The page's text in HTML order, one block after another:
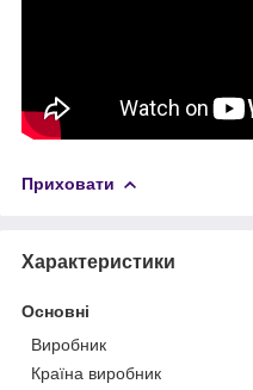
Приховати
Характеристики
Основні
Виробник
Країна виробник